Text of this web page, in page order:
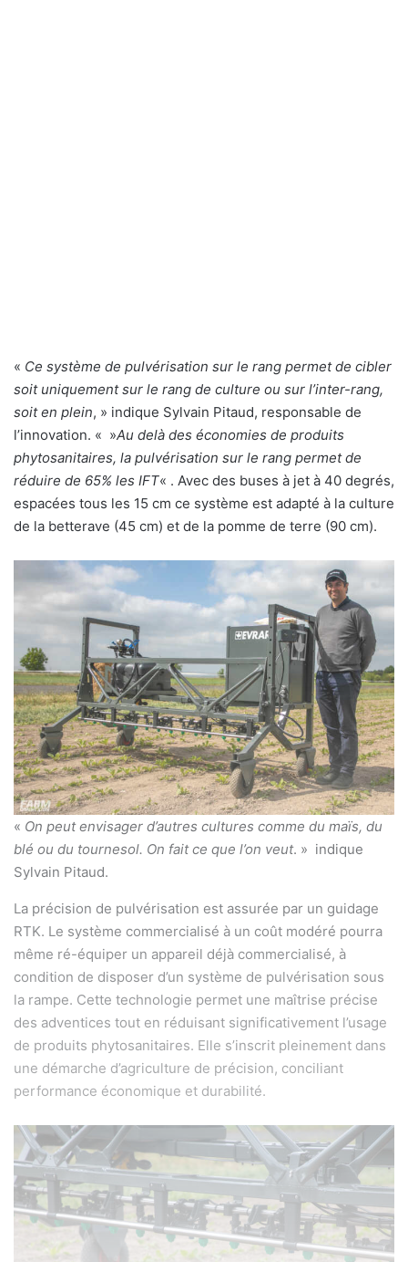
« Ce système de pulvérisation sur le rang permet de cibler
soit uniquement sur le rang de culture ou sur l’inter-rang,
soit en plein, » indique Sylvain Pitaud, responsable de
l’innovation. « »Au delà des économies de produits
phytosanitaires, la pulvérisation sur le rang permet de
réduire de 65% les IFT« . Avec des buses à jet à 40 degrés,
espacées tous les 15 cm ce système est adapté à la culture
de la betterave (45 cm) et de la pomme de terre (90 cm).
« On peut envisager d’autres cultures comme du maïs, du
blé ou du tournesol. On fait ce que l’on veut. » indique
Sylvain Pitaud.
La précision de pulvérisation est assurée par un guidage
RTK. Le système commercialisé à un coût modéré pourra
même ré-équiper un appareil déjà commercialisé, à
condition de disposer d’un système de pulvérisation sous
la rampe. Cette technologie permet une maîtrise précise
des adventices tout en réduisant significativement l’usage
de produits phytosanitaires. Elle s’inscrit pleinement dans
une démarche d’agriculture de précision, conciliant
performance économique et durabilité.